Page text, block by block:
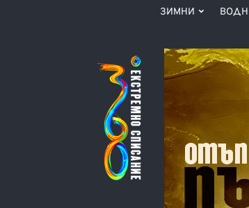
ЗИМНИ
Списание
360°